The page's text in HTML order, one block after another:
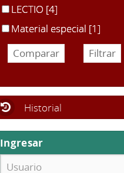
LECTIO [4]
Material especial [1]
Historial
Ingresar